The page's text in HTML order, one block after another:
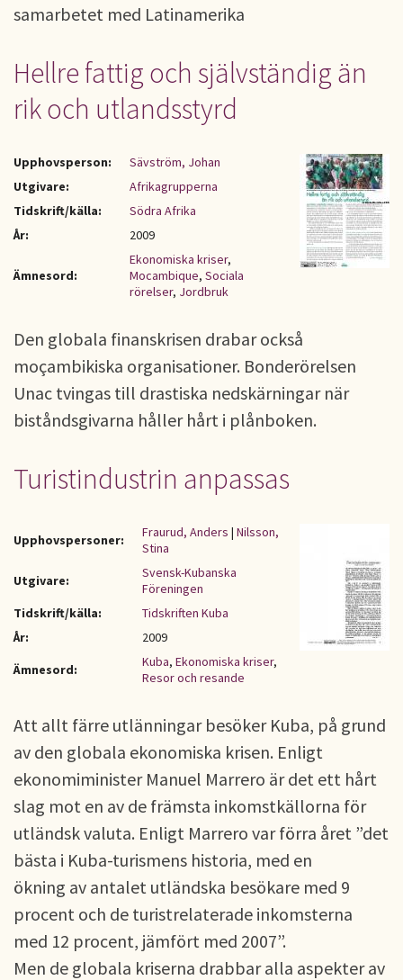
samarbetet med Latinamerika
Hellre fattig och självständig än
rik och utlandsstyrd
Upphovsperson:
Sävström, Johan
Utgivare:
Afrikagrupperna
Tidskrift/källa:
Södra Afrika
År:
2009
Ämnesord:
Ekonomiska kriser,
Mocambique, Sociala
rörelser, Jordbruk
Den globala finanskrisen drabar också
moçambikiska organisationer. Bonderörelsen
Unac tvingas till drastiska nedskärningar när
biståndsgivarna håller hårt i plånboken.
Turistindustrin anpassas
Upphovspersoner: Fraurud, Anders | Nilsson,
Stina
Utgivare:
Svensk-Kubanska
Föreningen
Tidskrift/källa:
Tidskriften Kuba
År:
2009
Ämnesord:
Kuba, Ekonomiska kriser,
Resor och resande
Att allt färre utlänningar besöker Kuba, på grund
av den globala ekonomiska krisen. Enligt
ekonomiminister Manuel Marrero är det ett hårt
slag mot en av de främsta inkomstkällorna för
utländsk valuta. Enligt Marrero var förra året ”det
bästa i Kuba-turismens historia, med en
ökning av antalet utländska besökare med 9
procent och de turistrelaterade inkomsterna
med 12 procent, jämfört med 2007”.
Men de globala kriserna drabbar alla aspekter av